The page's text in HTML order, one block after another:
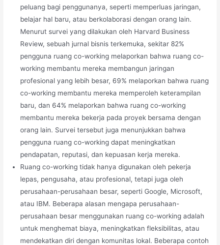
peluang bagi penggunanya, seperti memperluas jaringan,
belajar hal baru, atau berkolaborasi dengan orang lain.
Menurut survei yang dilakukan oleh Harvard Business
Review, sebuah jurnal bisnis terkemuka, sekitar 82%
pengguna ruang co-working melaporkan bahwa ruang co-
working membantu mereka membangun jaringan
profesional yang lebih besar, 69% melaporkan bahwa ruang
co-working membantu mereka memperoleh keterampilan
baru, dan 64% melaporkan bahwa ruang co-working
membantu mereka bekerja pada proyek bersama dengan
orang lain. Survei tersebut juga menunjukkan bahwa
pengguna ruang co-working dapat meningkatkan
pendapatan, reputasi, dan kepuasan kerja mereka.
Ruang co-working tidak hanya digunakan oleh pekerja
lepas, pengusaha, atau profesional, tetapi juga oleh
perusahaan-perusahaan besar, seperti Google, Microsoft,
atau IBM. Beberapa alasan mengapa perusahaan-
perusahaan besar menggunakan ruang co-working adalah
untuk menghemat biaya, meningkatkan fleksibilitas, atau
mendekatkan diri dengan komunitas lokal. Beberapa contoh